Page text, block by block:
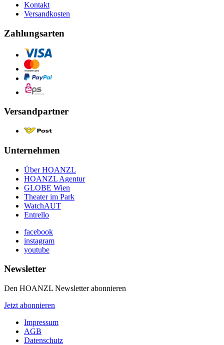
Kontakt
Versandkosten
Zahlungsarten
Versandpartner
Unternehmen
Über HOANZL
HOANZL Agentur
GLOBE Wien
Theater im Park
WatchAUT
Entrello
facebook
instagram
youtube
Newsletter
Den HOANZL Newsletter abonnieren
Jetzt abonnieren
Impressum
AGB
Datenschutz